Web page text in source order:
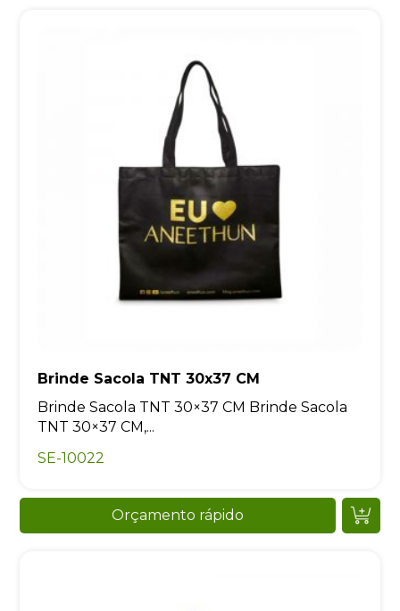
Brinde Sacola TNT 30x37 CM
Brinde Sacola TNT 30×37 CM Brinde Sacola
TNT 30×37 CM,...
SE-10022
Orçamento rápido